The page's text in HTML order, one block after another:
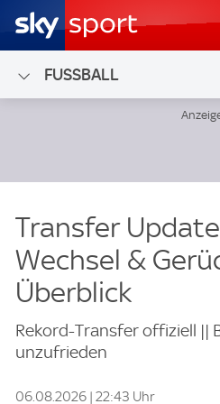
FUSSBALL
Transfer
Wechsel &
Überblick
Rekord-Transfer offiziell ||
unzufrieden
06.08.2026 | 22:43 Uhr